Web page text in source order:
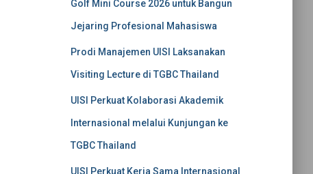
Golf Mini Course 2026 untuk Bangun
Jejaring Profesional Mahasiswa
Prodi Manajemen UISI Laksanakan
Visiting Lecture di TGBC Thailand
UISI Perkuat Kolaborasi Akademik
Internasional melalui Kunjungan ke
TGBC Thailand
UISI Perkuat Kerja Sama Internasional